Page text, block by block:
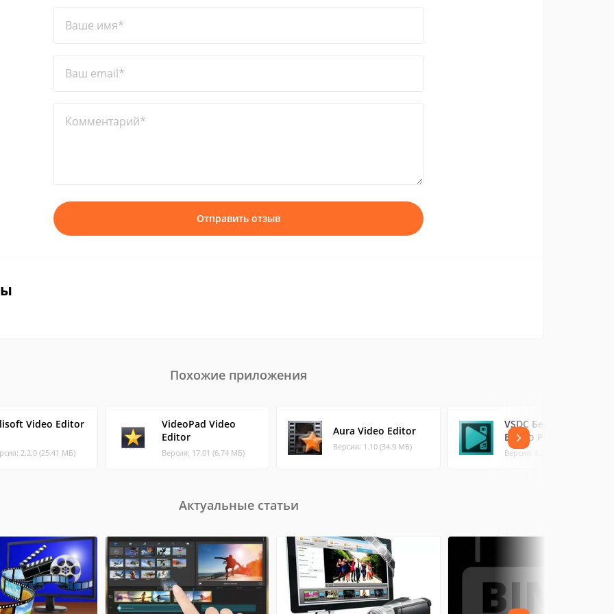
Ваше имя*
Ваш email*
Комментарий*
Отправить отзыв
Похожие приложения
Video Editor
2.2.0 (25.41 МБ)
VideoPad Video
Editor
Версия: 17.01 (6.74 МБ)
Aura Video Editor
Версия: 1.10 (34.9 МБ)
VSDC Бесплатный
Видео Редактор
Версия: 8.2 (124.25 МБ)
Актуальные статьи